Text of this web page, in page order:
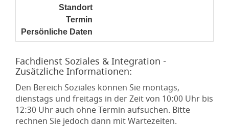
Standort
Termin
Persönliche Daten
Fachdienst Soziales & Integration -
Zusätzliche Informationen:
Den Bereich Soziales können Sie montags,
dienstags und freitags in der Zeit von 10:00 Uhr bis
12:30 Uhr auch ohne Termin aufsuchen. Bitte
rechnen Sie jedoch dann mit Wartezeiten.